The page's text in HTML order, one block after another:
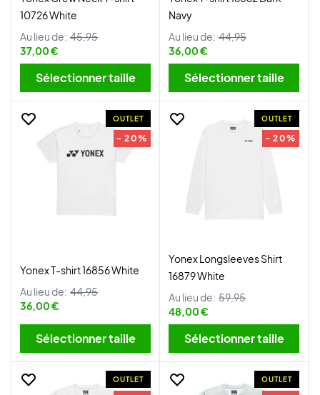
10726 White
Au lieu de: 45,95
37,00 €
Sélectionner taille
Navy
Au lieu de: 44,95
36,00 €
Sélectionner taille
OUTLET
- 20%
Yonex T-shirt 16856 White
Au lieu de: 44,95
36,00 €
Sélectionner taille
OUTLET
- 20%
Yonex Longsleeves Shirt
16879 White
Au lieu de: 59,95
48,00 €
Sélectionner taille
OUTLET OUTLET